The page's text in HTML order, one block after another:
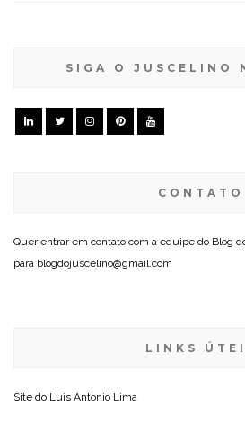
SIGA O JUSCELINO
CONTATO
Quer entrar em contato com a equipe do Blog
para blogdojuscelino@gmail.com
LINKS
Site do Luis Antonio Lima